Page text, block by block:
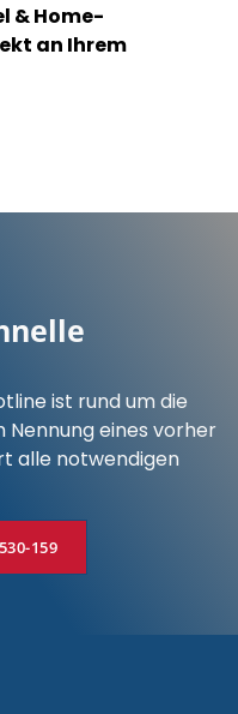
& Home-
an Ihrem
ist rund um die
eines vorher
alle notwendigen
159